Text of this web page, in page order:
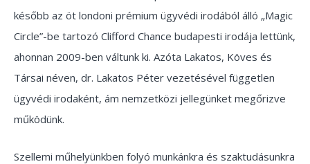
később az öt londoni prémium ügyvédi irodából álló „Magic
Circle”-be tartozó Clifford Chance budapesti irodája lettünk,
ahonnan 2009-ben váltunk ki. Azóta Lakatos, Köves és
Társai néven, dr. Lakatos Péter vezetésével független
ügyvédi irodaként, ám nemzetközi jellegünket megőrizve
működünk.
Szellemi műhelyünkben folyó munkánkra és szaktudásunkra